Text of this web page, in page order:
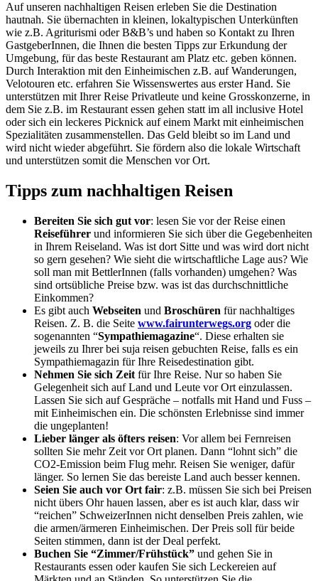
Auf unseren nachhaltigen Reisen erleben Sie die Destination
hautnah. Sie übernachten in kleinen, lokaltypischen Unterkünften
wie z.B. Agriturismi oder B&B’s und haben so Kontakt zu Ihren
GastgeberInnen, die Ihnen die besten Tipps zur Erkundung der
Umgebung, für das beste Restaurant am Platz etc. geben können.
Durch Interaktion mit den Einheimischen z.B. auf Wanderungen,
Velotouren etc. erfahren Sie Wissenswertes aus erster Hand. Sie
unterstützen mit Ihrer Reise Privatleute und keine Grosskonzerne, in
dem Sie z.B. im Restaurant essen gehen statt im all inclusive Hotel
oder sich ein leckeres Picknick auf einem Markt mit einheimischen
Spezialitäten zusammenstellen. Das Geld bleibt so im Land und
wird nicht wieder abgeführt. Sie fördern also die lokale Wirtschaft
und unterstützen somit die Menschen vor Ort.
Tipps zum nachhaltigen Reisen
Bereiten Sie sich gut vor: lesen Sie vor der Reise einen
Reiseführer und informieren Sie sich über die Gegebenheiten
in Ihrem Reiseland. Was ist dort Sitte und was wird dort nicht
so gern gesehen? Wie sieht die wirtschaftliche Lage aus? Wie
soll man mit BettlerInnen (falls vorhanden) umgehen? Was
sind ortsübliche Preise bzw. was ist das durchschnittliche
Einkommen?
Es gibt auch Webseiten und Broschüren für nachhaltiges
Reisen. Z. B. die Seite www.fairunterwegs.org oder die
sogenannten “Sympathiemagazine“. Diese erhalten sie
jeweils zu Ihrer bei suja reisen gebuchten Reise, falls es ein
Sympathiemagazin für Ihre Reisedestination gibt.
Nehmen Sie sich Zeit für Ihre Reise. Nur so haben Sie
Gelegenheit sich auf Land und Leute vor Ort einzulassen.
Lassen Sie sich auf Gespräche – notfalls mit Hand und Fuss –
mit Einheimischen ein. Die schönsten Erlebnisse sind immer
die ungeplanten!
Lieber länger als öfters reisen: Vor allem bei Fernreisen
sollten Sie mehr Zeit vor Ort planen. Dann “lohnt sich” die
CO2-Emission beim Flug mehr. Reisen Sie weniger, dafür
länger. So lernen Sie das bereiste Land auch besser kennen.
Seien Sie auch vor Ort fair: z.B. müssen Sie sich bei Preisen
nicht übers Ohr hauen lassen, aber es ist auch klar, dass wir
“reichen” SchweizerInnen nicht denselben Preis zahlen, wie
die armen/ärmeren Einheimischen. Der Preis soll für beide
Seiten stimmen, dann ist der Deal perfekt.
Buchen Sie “Zimmer/Frühstück” und gehen Sie in
Restaurants essen oder kaufen Sie sich Leckereien auf